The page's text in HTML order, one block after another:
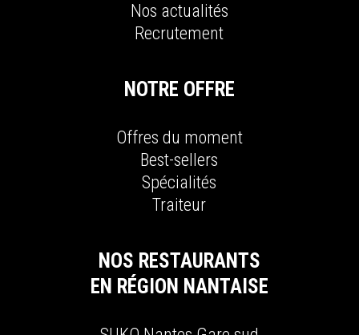
Nos actualités
Recrutement
NOTRE OFFRE
Offres du moment
Best-sellers
Spécialités
Traiteur
NOS RESTAURANTS
EN RÉGION NANTAISE